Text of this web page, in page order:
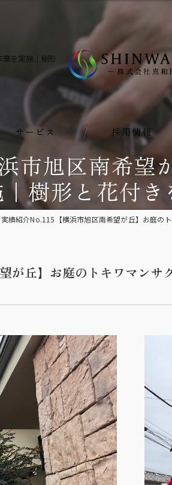
を実施｜樹形
サービス 採用情報
市旭区南希望
樹形と花付
績紹介No.115【横浜市旭区南希望が丘】お庭の
が丘】お庭のトキワマン